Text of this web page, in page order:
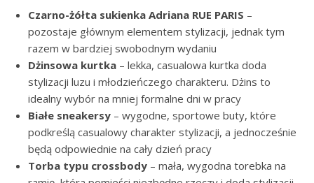
Czarno-żółta sukienka Adriana RUE PARIS –
pozostaje głównym elementem stylizacji, jednak tym
razem w bardziej swobodnym wydaniu
Dżinsowa kurtka – lekka, casualowa kurtka doda
stylizacji luzu i młodzieńczego charakteru. Dżins to
idealny wybór na mniej formalne dni w pracy
Białe sneakersy – wygodne, sportowe buty, które
podkreślą casualowy charakter stylizacji, a jednocześnie
będą odpowiednie na cały dzień pracy
Torba typu crossbody – mała, wygodna torebka na